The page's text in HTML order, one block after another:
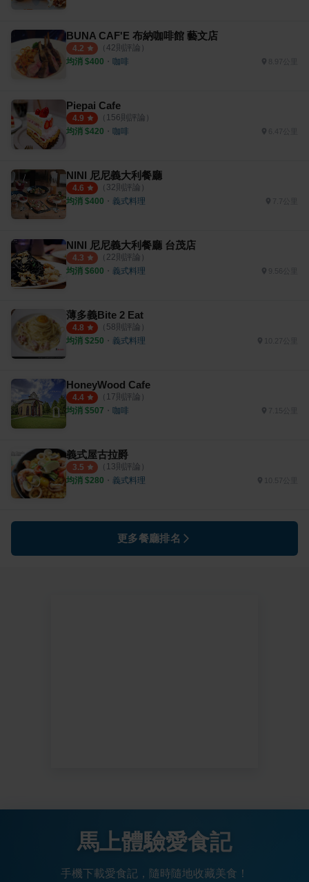
BUNA CAF'E 布納咖啡館 藝文店
4.2 （ 42則評論）
均消 $400 ・ 咖啡 8.97公里
Piepai Cafe
4.9 （ 156則評論）
均消 $420 ・ 咖啡 6.47公里
NINI 尼尼義大利餐廳
4.6 （ 32則評論）
均消 $400 ・ 義式料理 7.7公里
NINI 尼尼義大利餐廳 台茂店
4.3 （ 22則評論）
均消 $600 ・ 義式料理 9.56公里
薄多義Bite 2 Eat
4.8 （ 58則評論）
均消 $250 ・ 義式料理 10.27公里
HoneyWood Cafe
4.4 （ 17則評論）
均消 $507 ・ 咖啡 7.15公里
義式屋古拉爵
3.5 （ 13則評論）
均消 $280 ・ 義式料理 10.57公里
更多餐廳排名
馬上體驗愛食記
手機下載愛食記，隨時隨地收藏美食！